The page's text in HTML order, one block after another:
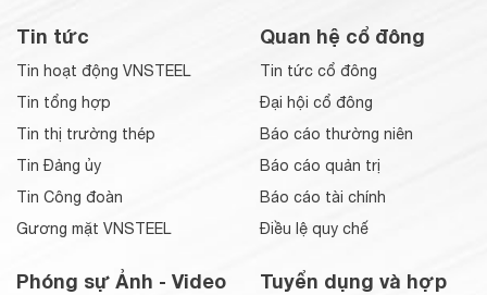
Tin tức
Tin hoạt động VNSTEEL
Tin tổng hợp
Tin thị trường thép
Tin Đảng ủy
Tin Công đoàn
Gương mặt VNSTEEL
Phóng sự Ảnh - Video
Quan hệ cổ đông
Tin tức cổ đông
Đại hội cổ đông
Báo cáo thường niên
Báo cáo quản trị
Báo cáo tài chính
Điều lệ quy chế
Tuyển dụng và hợp